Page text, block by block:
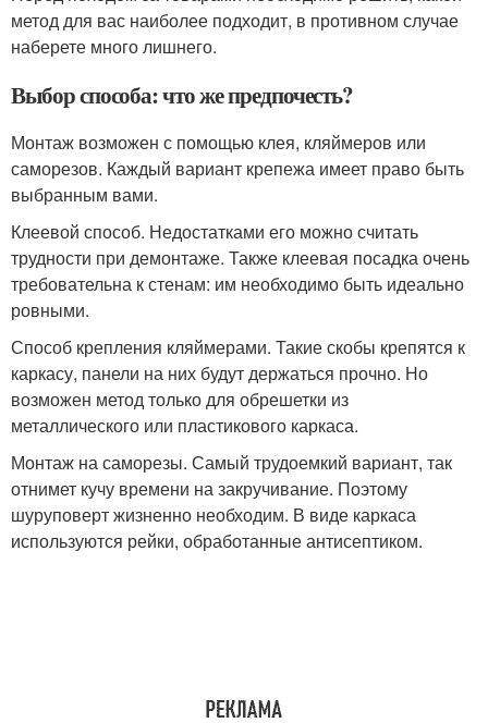
метод для вас наиболее подходит, в противном случае
наберете много лишнего.
Выбор способа: что же предпочесть?
Монтаж возможен с помощью клея, кляймеров или
саморезов. Каждый вариант крепежа имеет право быть
выбранным вами.
Клеевой способ. Недостатками его можно считать
трудности при демонтаже. Также клеевая посадка очень
требовательна к стенам: им необходимо быть идеально
ровными.
Способ крепления кляймерами. Такие скобы крепятся к
каркасу, панели на них будут держаться прочно. Но
возможен метод только для обрешетки из
металлического или пластикового каркаса.
Монтаж на саморезы. Самый трудоемкий вариант, так
отнимет кучу времени на закручивание. Поэтому
шуруповерт жизненно необходим. В виде каркаса
используются рейки, обработанные антисептиком.